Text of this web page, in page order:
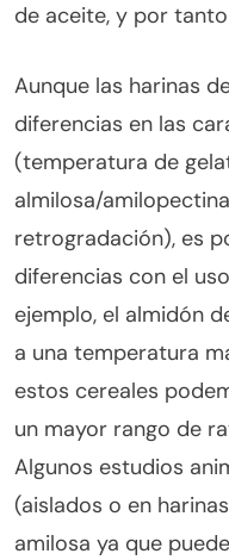
de aceite, y por
Aunque las harinas
diferencias en las
(temperatura de
almilosa/
retrogradación), es
diferencias con el
ejemplo, el almidón
a una temperatura
estos cereales
un mayor rango de
Algunos estudios
(aislados o en
amilosa ya que